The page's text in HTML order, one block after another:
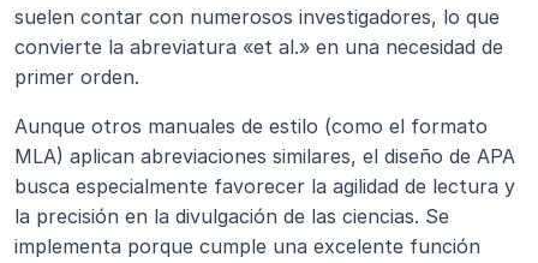
suelen contar con numerosos investigadores, lo que
convierte la abreviatura «et al.» en una necesidad de
primer orden.
Aunque otros manuales de estilo (como el formato
MLA) aplican abreviaciones similares, el diseño de APA
busca especialmente favorecer la agilidad de lectura y
la precisión en la divulgación de las ciencias. Se
implementa porque cumple una excelente función